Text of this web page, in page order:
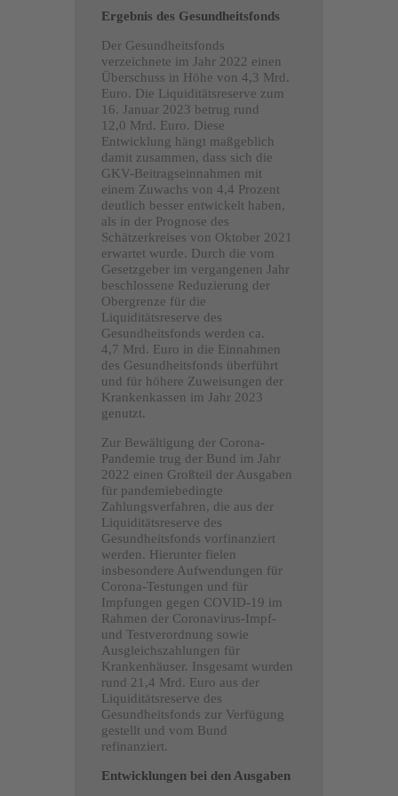
Ergebnis des Gesundheitsfonds
Der Gesundheitsfonds
verzeichnete im Jahr 2022 einen
Überschuss in Höhe von 4,3 Mrd.
Euro. Die Liquiditätsreserve zum
16. Januar 2023 betrug rund
12,0 Mrd. Euro. Diese
Entwicklung hängt maßgeblich
damit zusammen, dass sich die
GKV-Beitragseinnahmen mit
einem Zuwachs von 4,4 Prozent
deutlich besser entwickelt haben,
als in der Prognose des
Schätzerkreises von Oktober 2021
erwartet wurde. Durch die vom
Gesetzgeber im vergangenen Jahr
beschlossene Reduzierung der
Obergrenze für die
Liquiditätsreserve des
Gesundheitsfonds werden ca.
4,7 Mrd. Euro in die Einnahmen
des Gesundheitsfonds überführt
und für höhere Zuweisungen der
Krankenkassen im Jahr 2023
genutzt.
Zur Bewältigung der Corona-
Pandemie trug der Bund im Jahr
2022 einen Großteil der Ausgaben
für pandemiebedingte
Zahlungsverfahren, die aus der
Liquiditätsreserve des
Gesundheitsfonds vorfinanziert
werden. Hierunter fielen
insbesondere Aufwendungen für
Corona-Testungen und für
Impfungen gegen COVID-19 im
Rahmen der Coronavirus-Impf-
und Testverordnung sowie
Ausgleichszahlungen für
Krankenhäuser. Insgesamt wurden
rund 21,4 Mrd. Euro aus der
Liquiditätsreserve des
Gesundheitsfonds zur Verfügung
gestellt und vom Bund
refinanziert.
Entwicklungen bei den Ausgaben